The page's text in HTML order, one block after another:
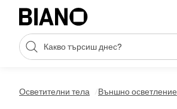
Пропускане към съдържанието
Търсене
Осветителни тела Външно осветление